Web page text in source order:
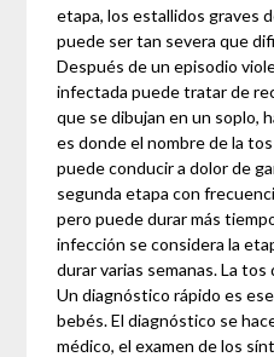
etapa, los estallidos graves
puede ser tan severa que
Después de un episodio
infectada puede tratar de
que se dibujan en un soplo,
es donde el nombre de la
puede conducir a dolor de
segunda etapa con
pero puede durar más
infección se considera la
durar varias semanas. La
Un diagnóstico rápido es
bebés. El diagnóstico se
médico, el examen de los